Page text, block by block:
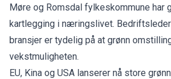
Møre og Romsdal fylkeskommune har
kartlegging i næringslivet.
bransjer er tydelig på at grønn
vekstmuligheten.
EU, Kina og USA lanserer nå store